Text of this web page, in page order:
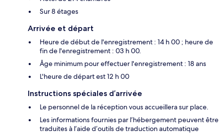
Sur 8 étages
Arrivée et départ
Heure de début de l'enregistrement : 14 h 00 ; heure de
fin de l'enregistrement : 03 h 00.
Âge minimum pour effectuer l'enregistrement : 18 ans
L'heure de départ est 12 h 00
Instructions spéciales d’arrivée
Le personnel de la réception vous accueillera sur place.
Les informations fournies par l’hébergement peuvent être
traduites à l’aide d’outils de traduction automatique